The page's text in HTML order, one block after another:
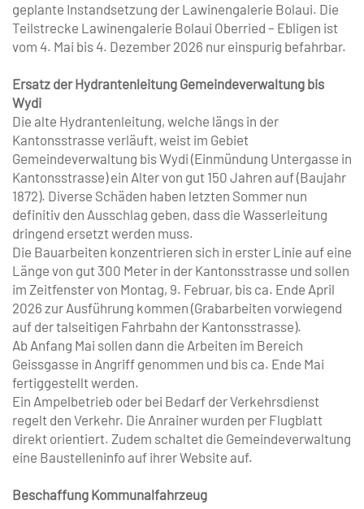
geplante Instandsetzung der Lawinengalerie Bolaui. Die
Teilstrecke Lawinengalerie Bolaui Oberried – Ebligen ist
vom 4. Mai bis 4. Dezember 2026 nur einspurig befahrbar.
Ersatz der Hydrantenleitung Gemeindeverwaltung bis
Wydi
Die alte Hydrantenleitung, welche längs in der
Kantonsstrasse verläuft, weist im Gebiet
Gemeindeverwaltung bis Wydi (Einmündung Untergasse in
Kantonsstrasse) ein Alter von gut 150 Jahren auf (Baujahr
1872). Diverse Schäden haben letzten Sommer nun
definitiv den Ausschlag geben, dass die Wasserleitung
dringend ersetzt werden muss.
Die Bauarbeiten konzentrieren sich in erster Linie auf eine
Länge von gut 300 Meter in der Kantonsstrasse und sollen
im Zeitfenster von Montag, 9. Februar, bis ca. Ende April
2026 zur Ausführung kommen (Grabarbeiten vorwiegend
auf der talseitigen Fahrbahn der Kantonsstrasse).
Ab Anfang Mai sollen dann die Arbeiten im Bereich
Geissgasse in Angriff genommen und bis ca. Ende Mai
fertiggestellt werden.
Ein Ampelbetrieb oder bei Bedarf der Verkehrsdienst
regelt den Verkehr. Die Anrainer wurden per Flugblatt
direkt orientiert. Zudem schaltet die Gemeindeverwaltung
eine Baustelleninfo auf ihrer Website auf.
Beschaffung Kommunalfahrzeug